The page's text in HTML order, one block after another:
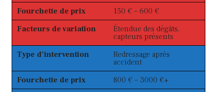
Fourchette de prix
150 € – 600 €
Facteurs de variation
Étendue des dégâts,
capteurs présents
Type d’intervention
Redressage après
accident
Fourchette de prix
800 € – 3000 €+